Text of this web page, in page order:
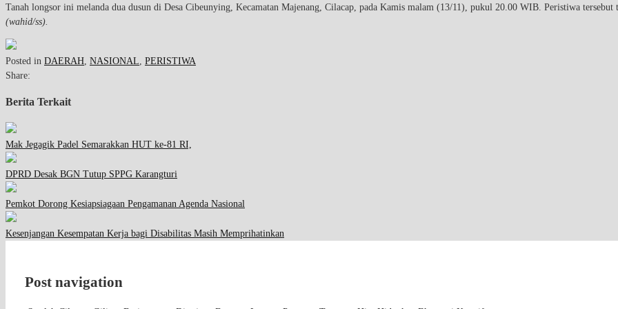
Tanah longsor ini melanda dua dusun di Desa Cibeunying, Kecamatan Majenang, Cilacap, pada Kamis malam (13/11), pukul 20.00 WIB. Peristiwa
(wahid/ss).
Posted in DAERAH NASIONAL PERISTIWA
Share:
Berita Terkait
Mak Jegagik Padel Semarakkan HUT ke-81 RI,
DPRD Desak BGN Tutup SPPG Karangturi
Pemkot Dorong Kesiapsiagaan Pengamanan Agenda Nasional
Kesenjangan Kesempatan Kerja bagi Disabilitas Masih Memprihatinkan
Post navigation